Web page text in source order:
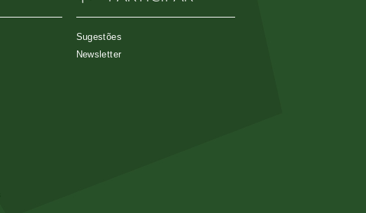
Sugestões
Newsletter